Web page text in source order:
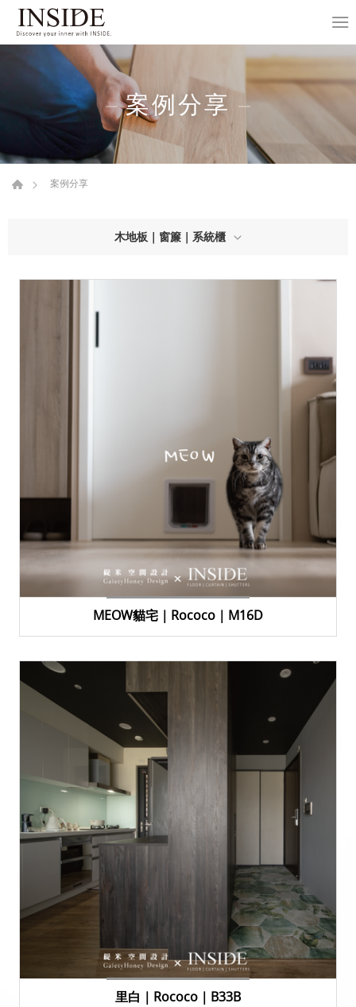
案例分享
案例分享
木地板｜窗簾｜系統櫃
MEOW貓宅｜Rococo｜M16D
里白｜Rococo｜B33B